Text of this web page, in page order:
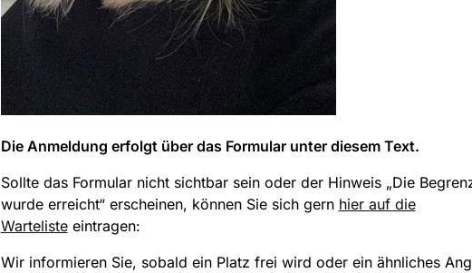
Die Anmeldung erfolgt über das Formular unter diesem Text.
Sollte das Formular nicht sichtbar sein oder der Hinweis „Die
wurde erreicht“ erscheinen, können Sie sich gern hier auf die
Wartelisteeintragen:
Wir informieren Sie, sobald ein Platz frei wird oder ein ähnliches